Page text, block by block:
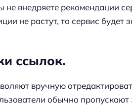
внедряете рекомендации
не растут, то сервис
ссылок.
вручную
обычно